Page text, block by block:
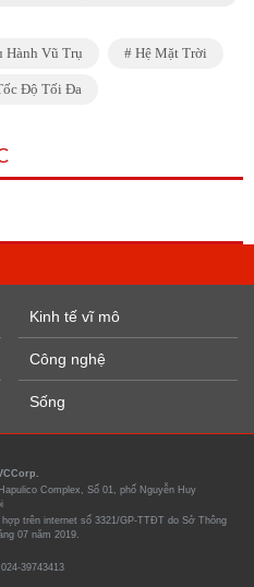
Hành Vũ Trụ Hệ Mặt Trời
Độ Tối Đa
Kinh tế vĩ mô
Công nghệ
Sống
Complex, Số 01, phố Nguyễn Huy
trên internet số 3321/GP-TTĐT do Sở Thông
07 năm 2019.
39743413